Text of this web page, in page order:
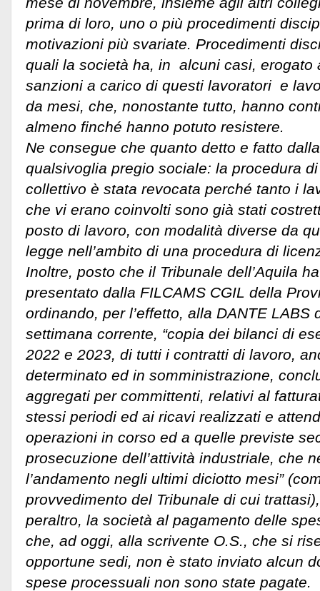
prima di loro, uno o più procedimenti
motivazioni più svariate. Procedimenti
quali la società ha, in alcuni casi, erogato
sanzioni a carico di questi lavoratori e
da mesi, che, nonostante tutto, hanno
almeno finché hanno potuto resistere.
Ne consegue che quanto detto e fatto
qualsivoglia pregio sociale: la procedura
collettivo è stata revocata perché tanto i
che vi erano coinvolti sono già stati
posto di lavoro, con modalità diverse da
legge nell’ambito di una procedura di
Inoltre, posto che il Tribunale dell’Aquila
presentato dalla FILCAMS CGIL della
ordinando, per l’effetto, alla DANTE LABS
settimana corrente, “copia dei bilanci di
2022 e 2023, di tutti i contratti di lavoro,
determinato ed in somministrazione,
aggregati per committenti, relativi al
stessi periodi ed ai ricavi realizzati e
operazioni in corso ed a quelle previste
prosecuzione dell’attività industriale, che
l’andamento negli ultimi diciotto mesi”
provvedimento del Tribunale di cui
peraltro, la società al pagamento delle
che, ad oggi, alla scrivente O.S., che si
opportune sedi, non è stato inviato alcun
spese processuali non sono state pagate.